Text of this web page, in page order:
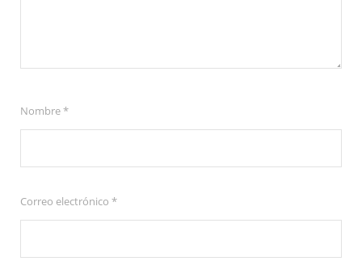
Nombre*
Correo electrónico *